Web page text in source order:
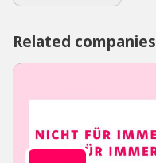
Related companies